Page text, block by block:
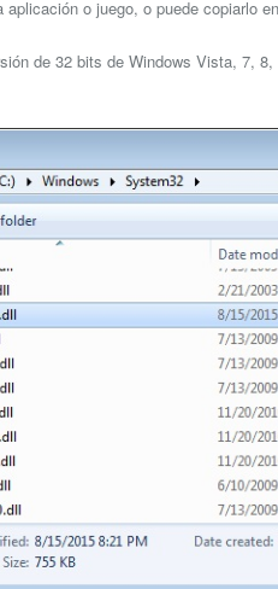
o juego, o puede copiarlo
de 32 bits de Windows Vista, 7,